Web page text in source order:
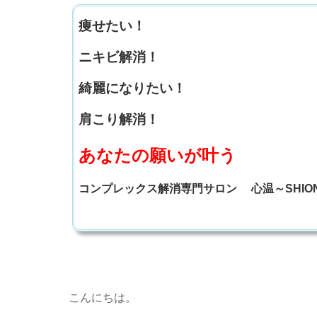
痩せたい！
ニキビ解消！
綺麗になりたい！
肩こり解消！
あなたの願いが叶う
コンプレックス解消専門サロン 心温～
こんにちは。